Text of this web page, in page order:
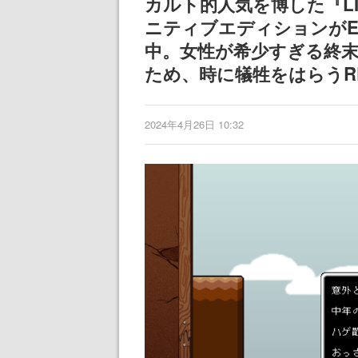
ディレクターの
氏が登壇する予
ニティブエディションが
中。女性が希少すぎる終
ため、時に犠牲をはらう
2024年4月26日 10:32